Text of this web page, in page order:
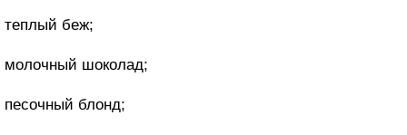
теплый беж;
молочный шоколад;
песочный блонд;